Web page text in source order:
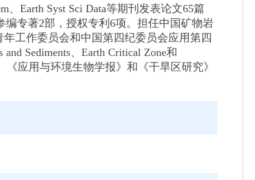
、Earth Syst Sci Data等期刊发表论文65篇
编专著2部，授权专利6项。担任中国矿物岩
工作委员会和中国第四纪委员会应用第四
Sediments、Earth Critical Zone和
《应用与环境生物学报》和《干旱区研究》